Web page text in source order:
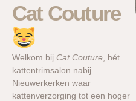
Cat Couture
Welkom bij Cat Couture , hét
kattentrimsalon nabij
Nieuwerkerken waar
kattenverzorging tot een hoger